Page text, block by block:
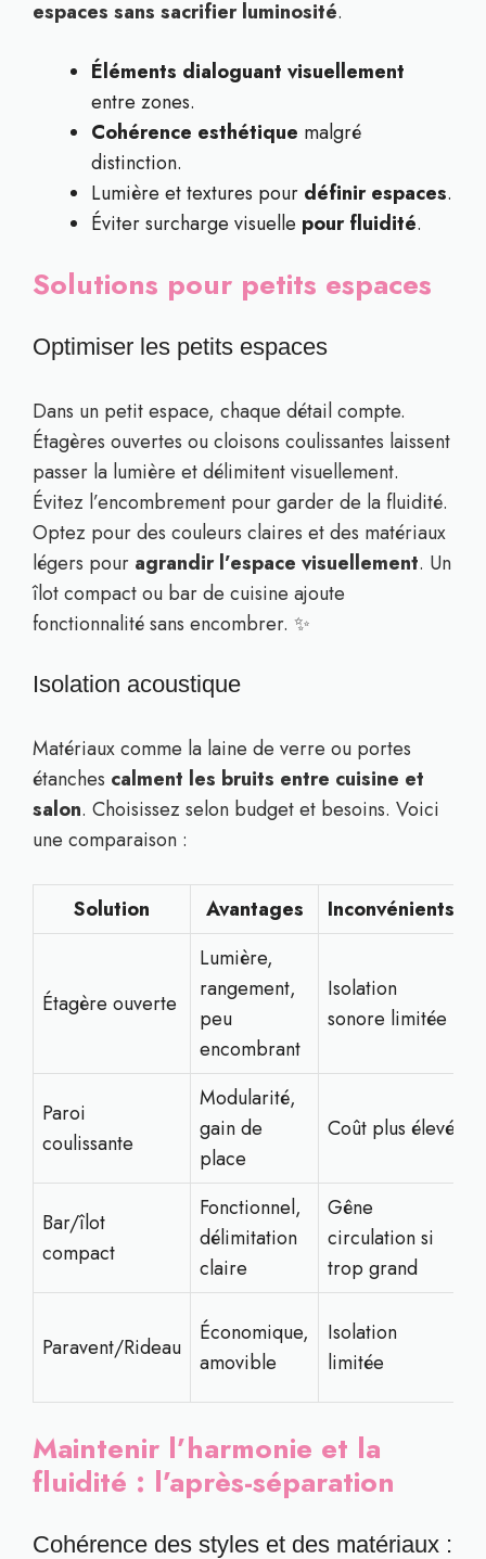
espaces sans sacrifier luminosité.
Éléments dialoguant visuellement
entre zones.
Cohérence esthétique malgré
distinction.
Lumière et textures pour définir espaces.
Éviter surcharge visuelle pour fluidité.
Solutions pour petits espaces
Optimiser les petits espaces
Dans un petit espace, chaque détail compte.
Étagères ouvertes ou cloisons coulissantes laissent
passer la lumière et délimitent visuellement.
Évitez l’encombrement pour garder de la fluidité.
Optez pour des couleurs claires et des matériaux
légers pour agrandir l’espace visuellement. Un
îlot compact ou bar de cuisine ajoute
fonctionnalité sans encombrer. ✨
Isolation acoustique
Matériaux comme la laine de verre ou portes
étanches calment les bruits entre cuisine et
salon. Choisissez selon budget et besoins. Voici
une comparaison :
Solution Avantages Inconvénients
Étagère ouverte
Lumière,
rangement,
peu
encombrant
Isolation
sonore limitée
Paroi
coulissante
Modularité,
gain de
place
Coût plus élevé
Bar/îlot
compact
Fonctionnel,
délimitation
claire
Gêne
circulation si
trop grand
Paravent/Rideau
Économique,
amovible
Isolation
limitée
Maintenir l’harmonie et la
fluidité : l’après-séparation
Cohérence des styles et des matériaux :